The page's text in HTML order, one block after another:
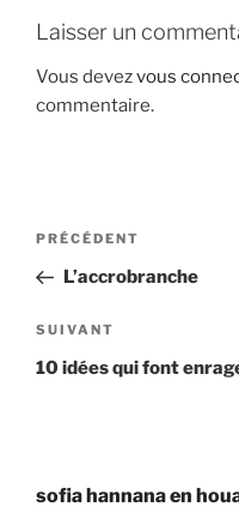
Laisser un
Vous devezvous
commentaire.
Navigation
l’article
Article
précédent
PRÉCÉDENT
L’accrobranche
Article
suivant
SUIVANT
10 idées qui font
sofia hannana en